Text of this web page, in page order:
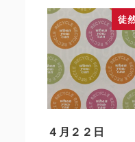
徒
４月２２日